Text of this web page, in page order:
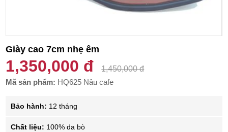
Giày cao 7cm nhẹ êm
1,350,000 đ
1,450,000 đ
Mã sản phẩm: HQ625 Nâu cafe
Bảo hành: 12 tháng
Chất liệu: 100% da bò